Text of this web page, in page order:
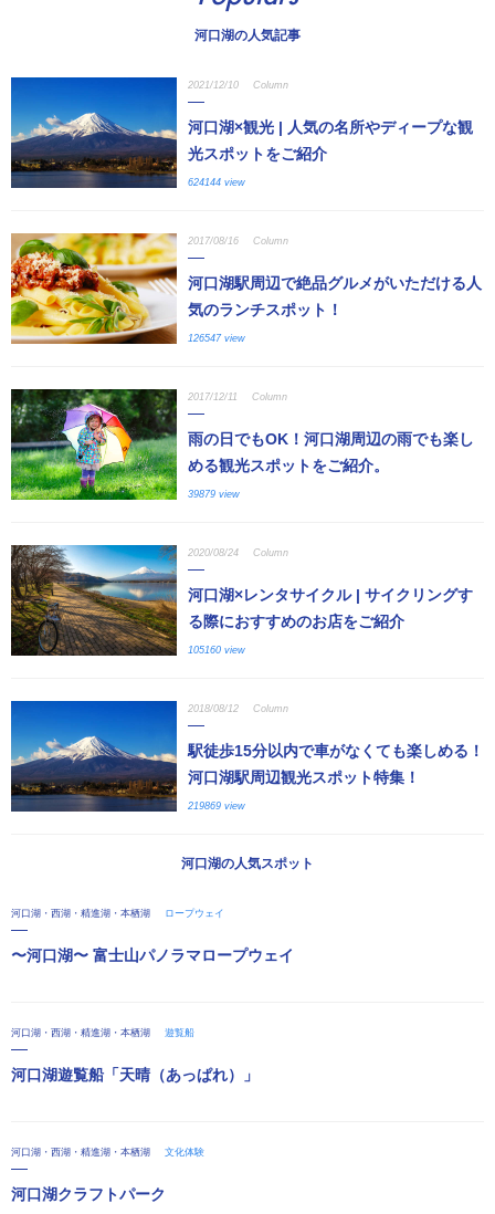
河口湖の人気記事
2021/12/10 Column
河口湖×観光 | 人気の名所やディープな観
光スポットをご紹介
624144 view
2017/08/16 Column
河口湖駅周辺で絶品グルメがいただける人
気のランチスポット！
126547 view
2017/12/11 Column
雨の日でもOK！河口湖周辺の雨でも楽し
める観光スポットをご紹介。
39879 view
2020/08/24 Column
河口湖×レンタサイクル | サイクリングす
る際におすすめのお店をご紹介
105160 view
2018/08/12 Column
駅徒歩15分以内で車がなくても楽しめる！
河口湖駅周辺観光スポット特集！
219869 view
河口湖の人気スポット
河口湖・西湖・精進湖・本栖湖 ロープウェイ
〜河口湖〜 富士山パノラマロープウェイ
河口湖・西湖・精進湖・本栖湖 遊覧船
河口湖遊覧船「天晴（あっぱれ）」
河口湖・西湖・精進湖・本栖湖 文化体験
河口湖クラフトパーク